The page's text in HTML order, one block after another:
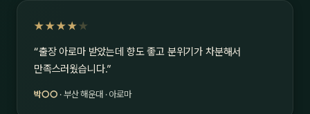
★★★★ ★
“출장 아로마 받았는데 향도 좋고 분위기가 차분해서
만족스러웠습니다.”
박○○ · 부산 해운대 · 아로마